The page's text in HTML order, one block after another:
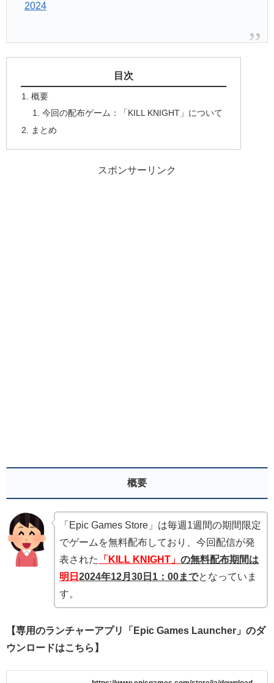
2024
目次
概要
今回の配布ゲーム：「KILL KNIGHT」について
まとめ
スポンサーリンク
概要
「Epic Games Store」は毎週1週間の期間限定
でゲームを無料配布しており、今回配信が発
表された
「KILL KNIGHT」の無料配布期間は
明日2024年12月30 日1：00までとなっていま
す。
【専用のランチャーアプリ「Epic Games Launcher」のダ
ウンロードはこちら】